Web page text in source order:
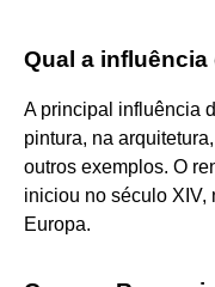
Qual a
A principal influência
pintura, na
outros exemplos. O
iniciou no século XIV,
Europa.